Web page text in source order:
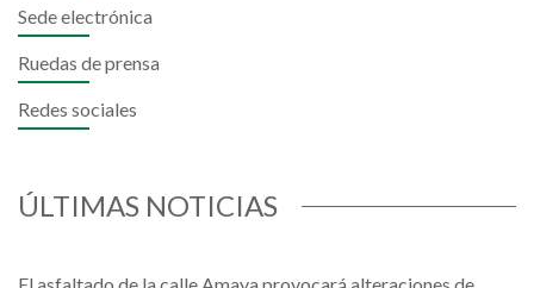
Sede electrónica
Ruedas de prensa
Redes sociales
ÚLTIMAS NOTICIAS